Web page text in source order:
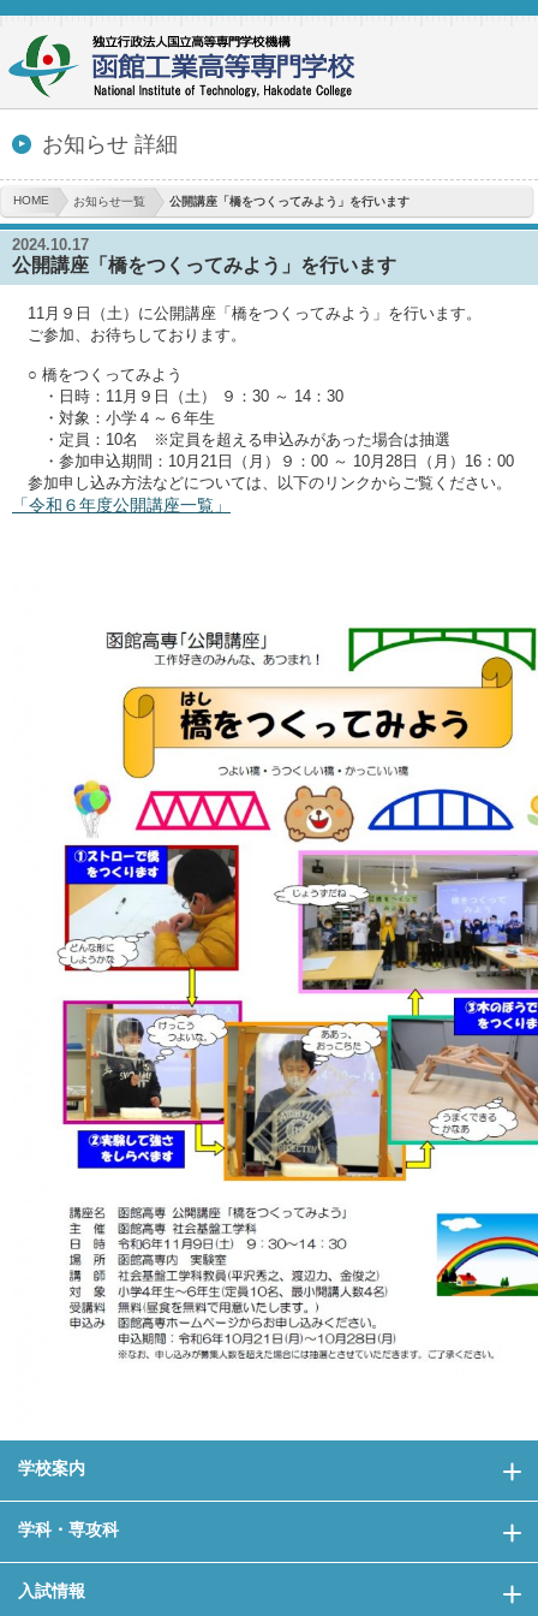
お知らせ 詳細
HOME お知らせ一覧 公開講座「橋をつくってみよう」を行います
2024.10.17
公開講座「橋をつくってみよう」を行います
11月９日（土）に公開講座「橋をつくってみよう」を行います。
ご参加、お待ちしております。
○ 橋をつくってみよう
・日時：11月９日（土） ９：30 ～ 14：30
・対象：小学４～６年生
・定員：10名 ※定員を超える申込みがあった場合は抽選
・参加申込期間：10月21日（月）９：00 ～ 10月28日（月）16：00
参加申し込み方法などについては、以下のリンクからご覧ください。
「令和６年度公開講座一覧」
学校案内
学科・専攻科
入試情報